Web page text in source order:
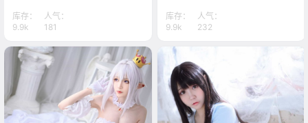
库存：
9.9k
人气：
181
库存：
9.9k
人气：
232